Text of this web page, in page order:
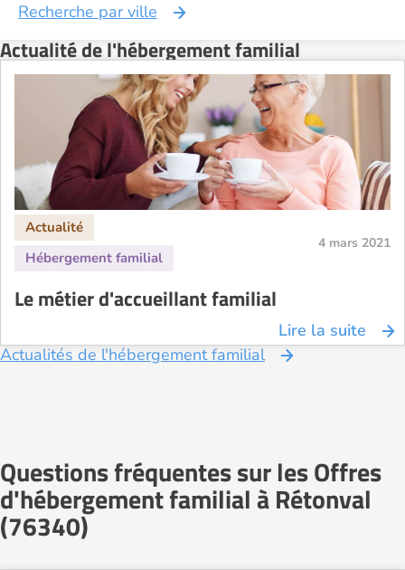
Recherche par ville
Actualité de l'hébergement familial
4 mars 2021
Le métier d'accueillant familial
Lire la suite
Actualités de l'hébergement familial
Questions fréquentes sur les Offres
d'hébergement familial à Rétonval
(76340)